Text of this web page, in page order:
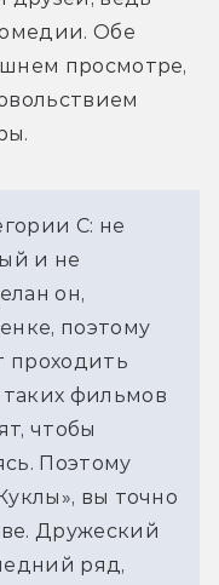
Обе
просмотре,
С: не
и не
он,
поэтому
проходить
фильмов
чтобы
Поэтому
вы точно
Дружеский
ряд,